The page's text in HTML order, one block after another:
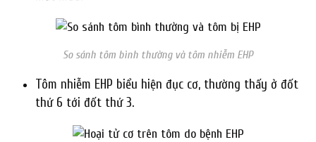
So sánh tôm bình thường và tôm nhiễm EHP
Tôm nhiễm EHP biểu hiện đục cơ, thường thấy ở đốt
thứ 6 tới đốt thứ 3.